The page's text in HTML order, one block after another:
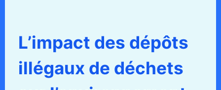
L’impact des dépôts
illégaux de déchets